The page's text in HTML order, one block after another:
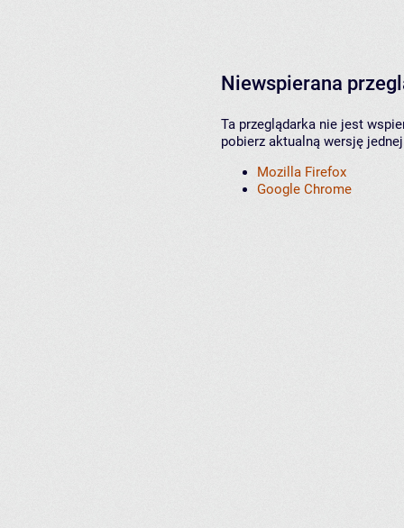
Niewspierana
Ta przeglądarka nie jest
pobierz aktualną wersję
Mozilla Firefox
Google Chrome